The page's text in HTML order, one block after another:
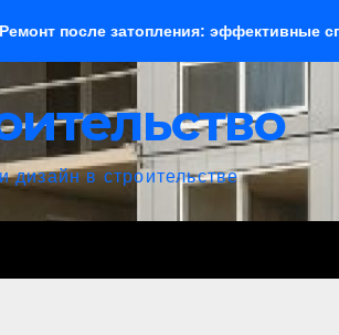
затопления: эффективные способы
дизайн в строительстве